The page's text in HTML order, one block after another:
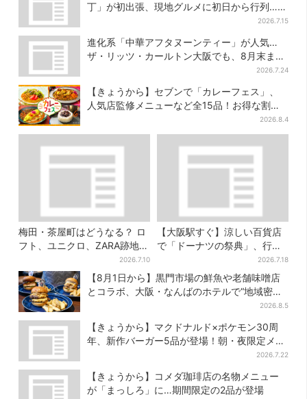
丁」が初出張、現地グルメに初日から行列…お
2026.7.15
進化系「中華アフタヌーンティー」が人気…
ザ・リッツ・カールトン大阪でも、8月末まで
2026.7.24
【きょうから】セブンで「カレーフェス」、
人気店監修メニューなど全15品！お得な割引
2026.8.4
梅田・茶屋町はどうなる？ ロ
フト、ユニクロ、ZARA跡地に
新店続々…再開発も予定2026.7.10
【大阪駅すぐ】涼しい百貨店
で「ドーナツの祭典」、行列
店の“できたて”＆限定メニュ
ーも
2026.7.18
【8月1日から】黒門市場の鮮魚や老舗味噌店
とコラボ、大阪・なんばのホテルで“地域密
2026.8.5
【きょうから】マクドナルド×ポケモン30周
年、新作バーガー5品が登場！朝・夜限定メニ
2026.7.22
【きょうから】コメダ珈琲店の名物メニュー
が「まっしろ」に…期間限定の2品が登場